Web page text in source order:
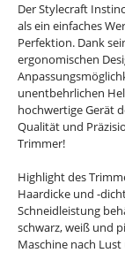
Der Stylecraft
als ein einfaches
Perfektion. Dank
ergonomischen
unentbehrlichen
hochwertige Gerät
Qualität und
Trimmer!
Highlight des
Haardicke und -
Schneidleistung
schwarz, weiß und
Maschine nach